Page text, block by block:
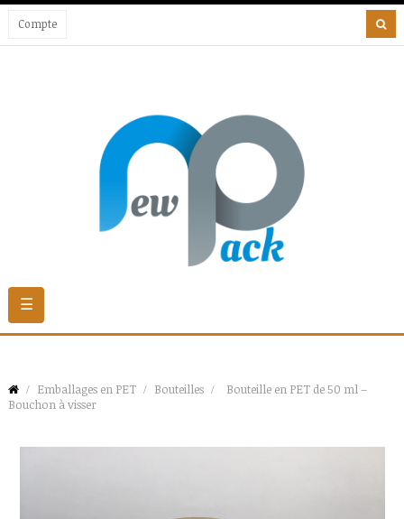
Compte
Basculer
la
navigation
☰
Emballages en PET Bouteilles
Bouteille en PET de 50 ml –
Bouchon à visser